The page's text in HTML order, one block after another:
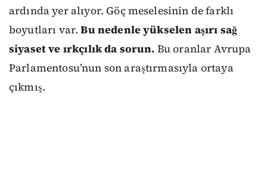
ardında yer alıyor. Göç meselesinin de farklı
boyutları var.Bu nedenle yükselen aşırı sağ
siyaset ve ırkçılık da sorun. Bu oranlar Avrupa
Parlamentosu’nun son araştırmasıyla ortaya
çıkmış.